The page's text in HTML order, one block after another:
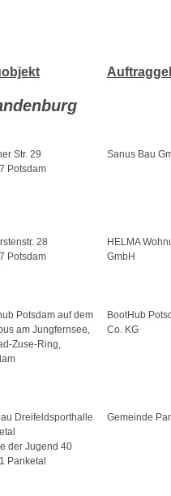
Str. 29
Potsdam
Sanus Bau
28
Potsdam
HELMA
GmbH
Potsdam auf dem
am Jungfernsee,
Zuse-Ring,
BootHub
Co. KG
Dreifeldsporthalle
der Jugend 40
Panketal
Gemeinde